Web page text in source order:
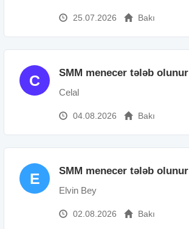
25.07.2026 Bakı
C SMM menecer tələb olunur
Celal
04.08.2026 Bakı
E SMM menecer tələb olunur
Elvin Bey
02.08.2026 Bakı